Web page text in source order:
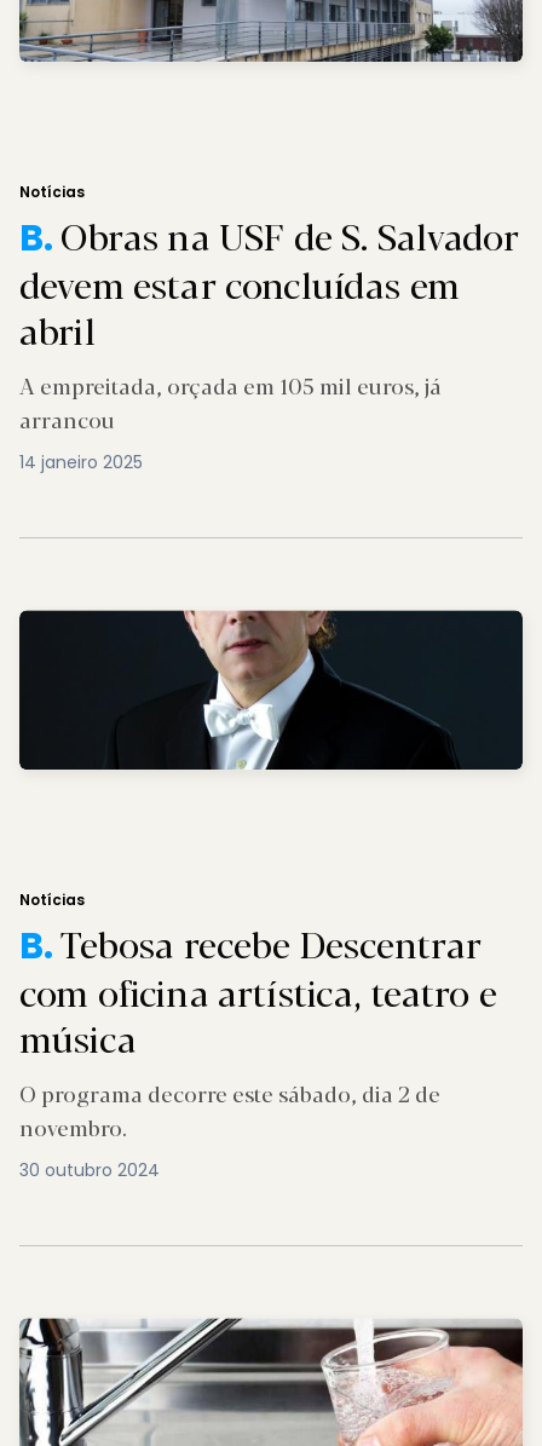
Notícias
B.Obras na USF de S. Salvador
devem estar concluídas em
abril
A empreitada, orçada em 105 mil euros, já
arrancou
14 janeiro 2025
Notícias
B.Tebosa recebe Descentrar
com oficina artística, teatro e
música
O programa decorre este sábado, dia 2 de
novembro.
30 outubro 2024